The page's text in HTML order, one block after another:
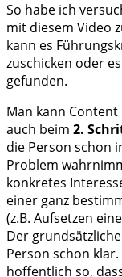
So habe ich
mit diesem Video
kann es
zuschicken oder
gefunden.
Man kann
auch beim 2.
die Person schon
Problem
konkretes
einer ganz
(z.B. Aufsetzen
Der
Person schon
hoffentlich so,